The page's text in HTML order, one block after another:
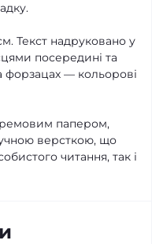
Текст надруковано у
посередині та
форзацах — кольорові
папером,
версткою, що
читання, так і